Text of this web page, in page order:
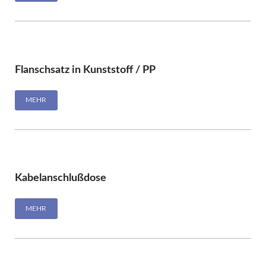
Flanschsatz in Kunststoff / PP
MEHR
Kabelanschlußdose
MEHR